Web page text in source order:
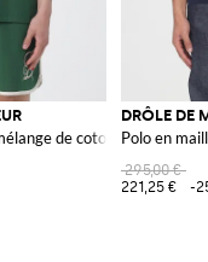
de coton
DRÔLE DE
Polo en
295,00 €
221,25 €
-